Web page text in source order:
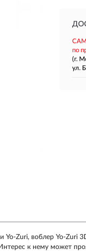
по
(г.
ул.
Yo-Zuri, воблер Yo-Zuri
к нему может